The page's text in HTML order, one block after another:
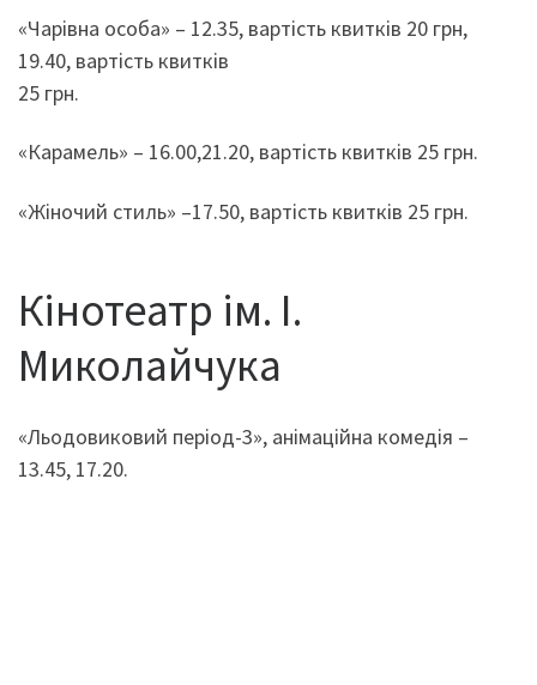
«Чарівна особа» – 12.35, вартість квитків 20 грн,
19.40, вартість квитків
25 грн.
«Карамель» – 16.00,21.20, вартість квитків 25 грн.
«Жіночий стиль» –17.50, вартість квитків 25 грн.
Кінотеатр ім. І.
Миколайчука
«Льодовиковий період-3», анімаційна комедія –
13.45, 17.20.